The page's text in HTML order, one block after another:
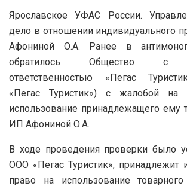
Ярославское УФАС России.
дело в отношении индивидуального
Афониной О.А. Ранее в
обратилось Общество с
ответственностью «Пегас
«Пегас Туристик») с жалобой на
использование принадлежащего ему
ИП Афониной О.А.
В ходе проведения проверки было
ООО «Пегас Туристик», принадлежит
право на использование